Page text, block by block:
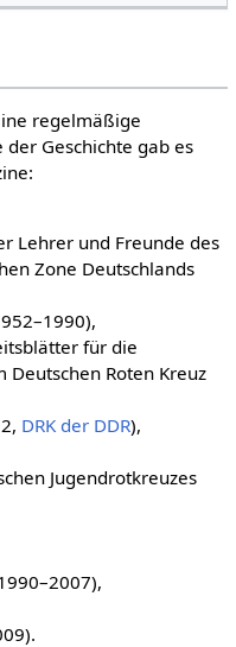
regelmäßige
der Geschichte gab es
Lehrer und Freunde des
Zone Deutschlands
für die
Deutschen Roten Kreuz
DRK der DDR),
Jugendrotkreuzes